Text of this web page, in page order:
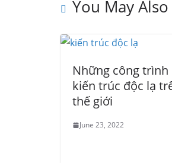
You May
Những công trình
kiến trúc độc lạ
thế giới
June 23, 2022